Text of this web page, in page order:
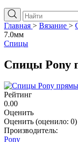
Главная > Вязание >
7.0мм
Спицы
Спицы Pony
Рейтинг
0.00
Оценить
Оценить (оценило: 0)
Производитель:
Pony